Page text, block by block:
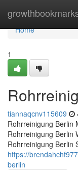
Home
Home
1
tiannaqcnv115609
Rohrreinigung Berlin
Rohrreinigung Berlin
Rohrreinigung Berlin
https://
berlin